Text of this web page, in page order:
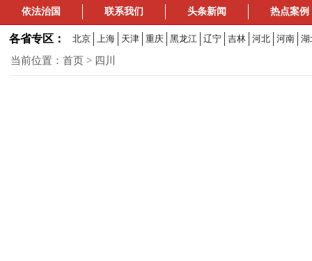
依法治国
联系我们 头条新闻 热点案例
各省专区： 北京 上海 天津 重庆 黑龙江 辽宁 吉林 河北 河南 湖
当前位置： 首页 > 四川